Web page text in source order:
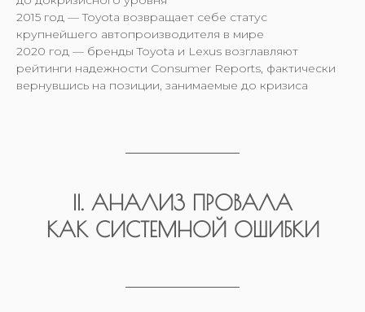
2015 год — Toyota возвращает себе статус
крупнейшего автопроизводителя в мире
2020 год — бренды Toyota и Lexus возглавляют
рейтинги надежности Consumer Reports, фактически
вернувшись на позиции, занимаемые до кризиса
II. АНАЛИЗ ПРОВАЛА
КАК СИСТЕМНОЙ ОШИБКИ